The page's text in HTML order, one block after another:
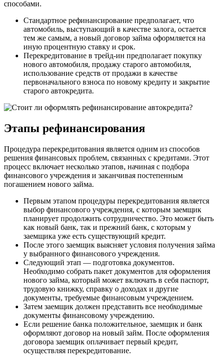
способами.
Стандартное рефинансирование предполагает, что
автомобиль, выступающий в качестве залога, остается
тем же самым, а новый договор займа оформляется на
иную процентную ставку и срок.
Перекредитование в трейд-ин предполагает покупку
нового автомобиля, продажу старого автомобиля,
использование средств от продажи в качестве
первоначального взноса по новому кредиту и закрытие
старого автокредита.
Этапы рефинансирования
Процедура перекредитования является одним из способов
решения финансовых проблем, связанных с кредитами. Этот
процесс включает несколько этапов, начиная с подбора
финансового учреждения и заканчивая постепенным
погашением нового займа.
Первым этапом процедуры перекредитования является
выбор финансового учреждения, с которым заемщик
планирует продолжить сотрудничество. Это может быть
как новый банк, так и прежний банк, с которым у
заемщика уже есть существующий кредит.
После этого заемщик выясняет условия получения займа
у выбранного финансового учреждения.
Следующий этап — подготовка документов.
Необходимо собрать пакет документов для оформления
нового займа, который может включать в себя паспорт,
трудовую книжку, справку о доходах и другие
документы, требуемые финансовым учреждением.
Затем заемщик должен представить все необходимые
документы финансовому учреждению.
Если решение банка положительное, заемщик и банк
оформляют договор на новый займ. После оформления
договора заемщик оплачивает первый кредит,
осуществляя перекредитование.